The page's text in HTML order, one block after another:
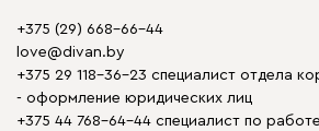
+375 (29) 668-66-44
love@divan.by
+375 29 118-36-23 специалист отдела
- оформление юридических лиц
+375 44 768-64-44 специалист по